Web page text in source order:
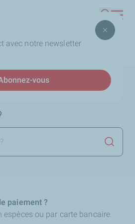
contenu
avec notre newsletter
vous
DAFA
Comment s’effectue le
le
paiement ?
espèces ou par carte bancaire.